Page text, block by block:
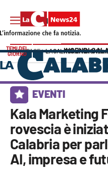
SEZIONI
Cronaca
Politica
Attualità
Vai
TEMI DEL
GIORNO
INCENDI
HOME PAGE LACALABRIAVISIONE
EVENTI
Kala Marketing
rovescia è
Calabria per
AI, impresa e